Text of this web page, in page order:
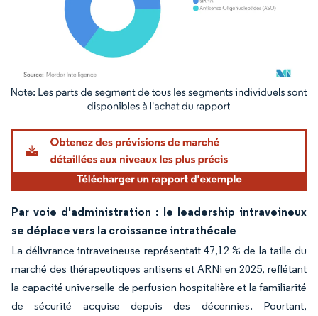
Image © Mordor Intelligence. La réutilisation nécessite une attribution sous CC BY
Par voie d'administration : le leadership intraveineux
se déplace vers la croissance intrathécale
La délivrance intraveineuse représentait 47,12 % de la taille du
marché des thérapeutiques antisens et ARNi en 2025, reflétant
la capacité universelle de perfusion hospitalière et la familiarité
de sécurité acquise depuis des décennies. Pourtant,